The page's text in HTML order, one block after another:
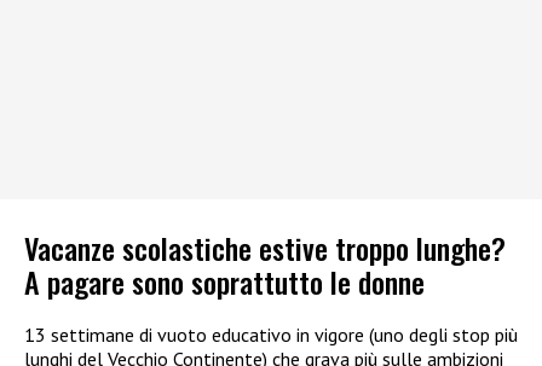
Vacanze scolastiche estive troppo lunghe?
A pagare sono soprattutto le donne
13 settimane di vuoto educativo in vigore (uno degli stop più
lunghi del Vecchio Continente) che grava più sulle ambizioni